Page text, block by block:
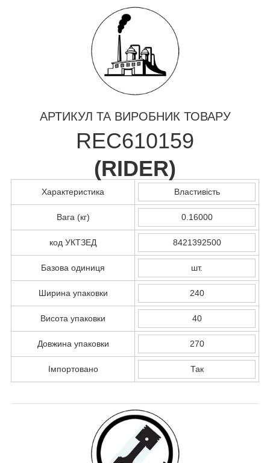
АРТИКУЛ ТА ВИРОБНИК ТОВАРУ
REC610159
(RIDER)
Характеристика Властивість
Вага (кг) 0.16000
код УКТЗЕД 8421392500
Базова одиниця шт.
Ширина упаковки 240
Висота упаковки 40
Довжина упаковки 270
Імпортовано Так